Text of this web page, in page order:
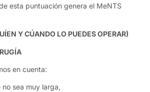
esta puntuación genera el MeNTS
Y CÚANDO LO PUEDES OPERAR)
en cuenta:
no sea muy larga,